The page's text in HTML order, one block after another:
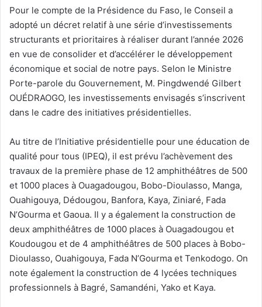
Pour le compte de la Présidence du Faso, le Conseil a
adopté un décret relatif à une série d’investissements
structurants et prioritaires à réaliser durant l’année 2026
en vue de consolider et d’accélérer le développement
économique et social de notre pays. Selon le Ministre
Porte-parole du Gouvernement, M. Pingdwendé Gilbert
OUÉDRAOGO, les investissements envisagés s’inscrivent
dans le cadre des initiatives présidentielles.
Au titre de l’Initiative présidentielle pour une éducation de
qualité pour tous (IPEQ), il est prévu l’achèvement des
travaux de la première phase de 12 amphithéâtres de 500
et 1000 places à Ouagadougou, Bobo-Dioulasso, Manga,
Ouahigouya, Dédougou, Banfora, Kaya, Ziniaré, Fada
N’Gourma et Gaoua. Il y a également la construction de
deux amphithéâtres de 1000 places à Ouagadougou et
Koudougou et de 4 amphithéâtres de 500 places à Bobo-
Dioulasso, Ouahigouya, Fada N’Gourma et Tenkodogo. On
note également la construction de 4 lycées techniques
professionnels à Bagré, Samandéni, Yako et Kaya.